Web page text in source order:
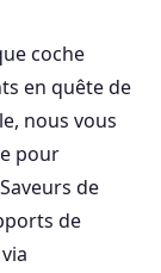
coche
en quête de
nous vous
pour
de
de